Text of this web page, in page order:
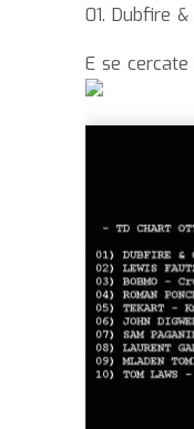
01. Dubfire
E se